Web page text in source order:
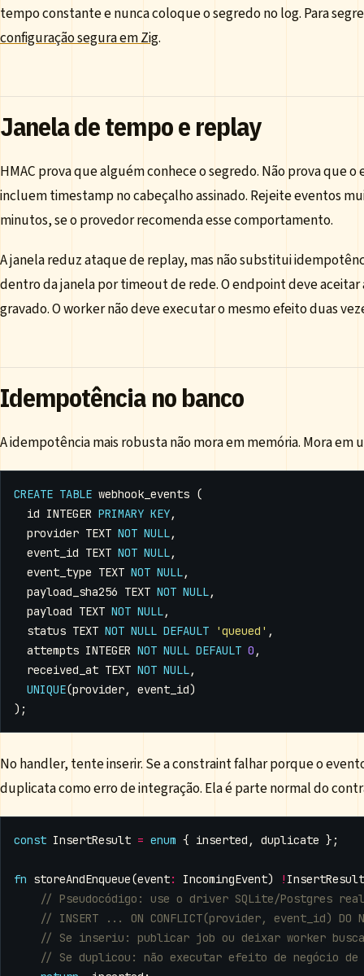
tempo constante e nunca coloque o segredo no log. Para
configuração segura em Zig.
Janela de tempo e replay
HMAC prova que alguém conhece o segredo. Não prova que
incluem timestamp no cabeçalho assinado. Rejeite eventos
minutos, se o provedor recomenda esse comportamento.
A janela reduz ataque de replay, mas não substitui
dentro da janela por timeout de rede. O endpoint deve
gravado. O worker não deve executar o mesmo efeito duas
Idempotência no banco
A idempotência mais robusta não mora em memória. Mora em
CREATE TABLE webhook_events (
id INTEGER PRIMARY KEY,
provider TEXT NOT NULL,
event_id TEXT NOT NULL,
event_type TEXT NOT NULL,
payload_sha256 TEXT NOT NULL,
payload TEXT NOT NULL,
status TEXT NOT NULL DEFAULT 'queued' ,
attempts INTEGER NOT NULL DEFAULT 0 ,
received_at TEXT NOT NULL,
UNIQUE(provider, event_id)
);
No handler, tente inserir. Se a constraint falhar porque o
duplicata como erro de integração. Ela é parte normal do
const InsertResult = enum { inserted , duplicate };
fn storeAndEnqueue(event: IncomingEvent) ! InsertResult